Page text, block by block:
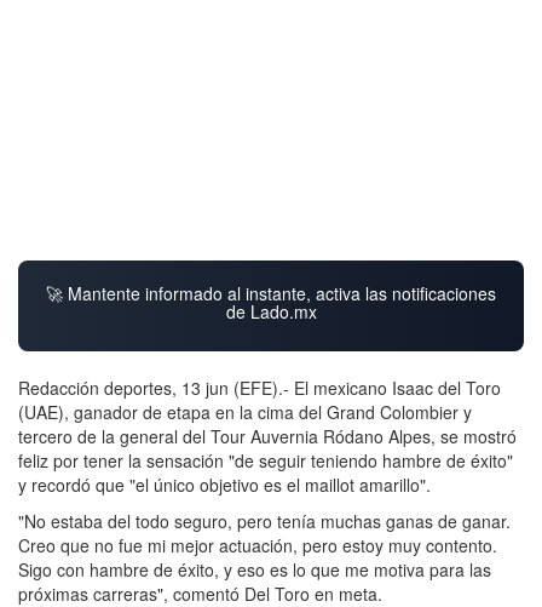
🚀 Mantente informado al instante, activa las notificaciones
de Lado.mx
Redacción deportes, 13 jun (EFE).- El mexicano Isaac del Toro
(UAE), ganador de etapa en la cima del Grand Colombier y
tercero de la general del Tour Auvernia Ródano Alpes, se mostró
feliz por tener la sensación "de seguir teniendo hambre de éxito"
y recordó que "el único objetivo es el maillot amarillo".
"No estaba del todo seguro, pero tenía muchas ganas de ganar.
Creo que no fue mi mejor actuación, pero estoy muy contento.
Sigo con hambre de éxito, y eso es lo que me motiva para las
próximas carreras", comentó Del Toro en meta.